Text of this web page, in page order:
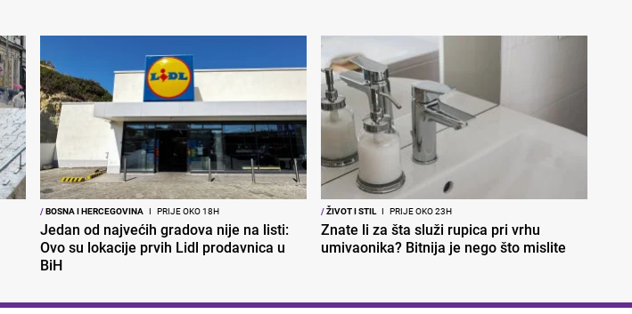
/BOSNA I HERCEGOVINA I PRIJE OKO 18H
Jedan od najvećih gradova nije na listi:
Ovo su lokacije prvih Lidl prodavnica u
BiH
/ŽIVOT I STIL I PRIJE OKO 23H
Znate li za šta služi rupica pri vrhu
umivaonika? Bitnija je nego što mislite